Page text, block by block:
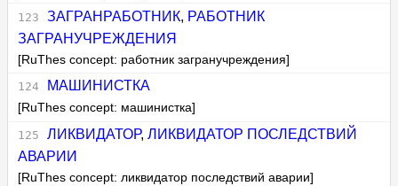
ЗАГРАНРАБОТНИК, РАБОТНИК
ЗАГРАНУЧРЕЖДЕНИЯ
[RuThes concept: работник загранучреждения]
МАШИНИСТКА
[RuThes concept: машинистка]
ЛИКВИДАТОР, ЛИКВИДАТОР ПОСЛЕДСТВИЙ
АВАРИИ
[RuThes concept: ликвидатор последствий аварии]